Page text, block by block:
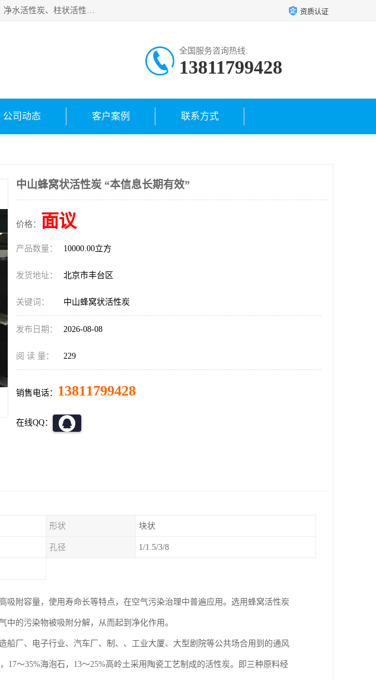
北京中航豫泓环保技术有限公司主要生产经营蜂窝状活性炭、椰子壳活性炭、污水絮凝剂、颗粒活性炭、净水活性炭、柱状活性炭等水处理和空气净化产品，品质信赖、服务保障。是您理想的合作伙伴。欢迎来电咨询！ 资质认证
全国服务咨询热线:
13811799428
公司动态 客户案例 联系方式
中山蜂窝状活性炭 “本信息长期有效”
价格： 面议
产品数量： 10000.00立方
发货地址： 北京市丰台区
关键词： 中山蜂窝状活性炭
发布日期： 2026-08-08
阅 读 量： 229
销售电话： 13811799428
在线QQ：
形状 块状
孔径 1/1.5/3/8
吸附容量，使用寿命长等特点，在空气污染治理中普遍应用。选用蜂窝活性炭
的污染物被吸附分解，从而起到净化作用。
船厂、电子行业、汽车厂、制、、工业大厦、大型剧院等公共场合用到的通风
17～35%海泡石，13～25%高岭土采用陶瓷工艺制成的活性炭。即三种原料经